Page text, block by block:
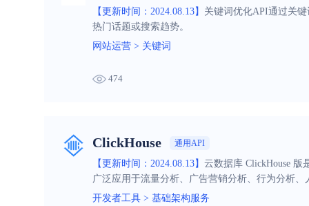
【更新时间：2024.08.13】 关键词优化API通过关
热门话题或搜索趋势。
网站运营 > 关键词
474
ClickHouse 通用API
【更新时间：2024.08.13】 云数据库 ClickHouse 版
广泛应用于流量分析、广告营销分析、行为分析
开发者工具 > 基础架构服务